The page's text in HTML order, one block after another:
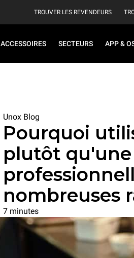
TROUVER LES REVENDEURS
ACCESSOIRES SECTEURS APP &
Unox Blog
Pourquoi
plutôt
nombreuses
7 minutes